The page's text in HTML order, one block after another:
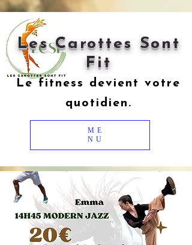
Les Carottes Sont
Fit
Le fitness devient votre
quotidien.
ME
NU